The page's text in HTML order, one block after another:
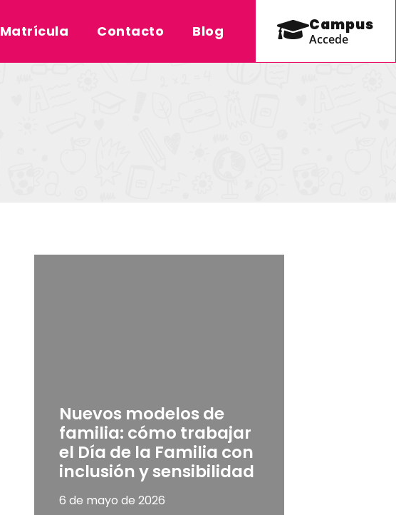
Matrícula Contacto Blog Campus
Accede
Nuevos modelos de
familia: cómo trabajar
el Día de la Familia con
inclusión y sensibilidad
6 de mayo de 2026